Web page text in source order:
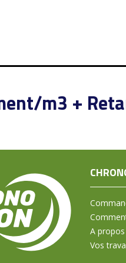
m3 +
A propos
Vos